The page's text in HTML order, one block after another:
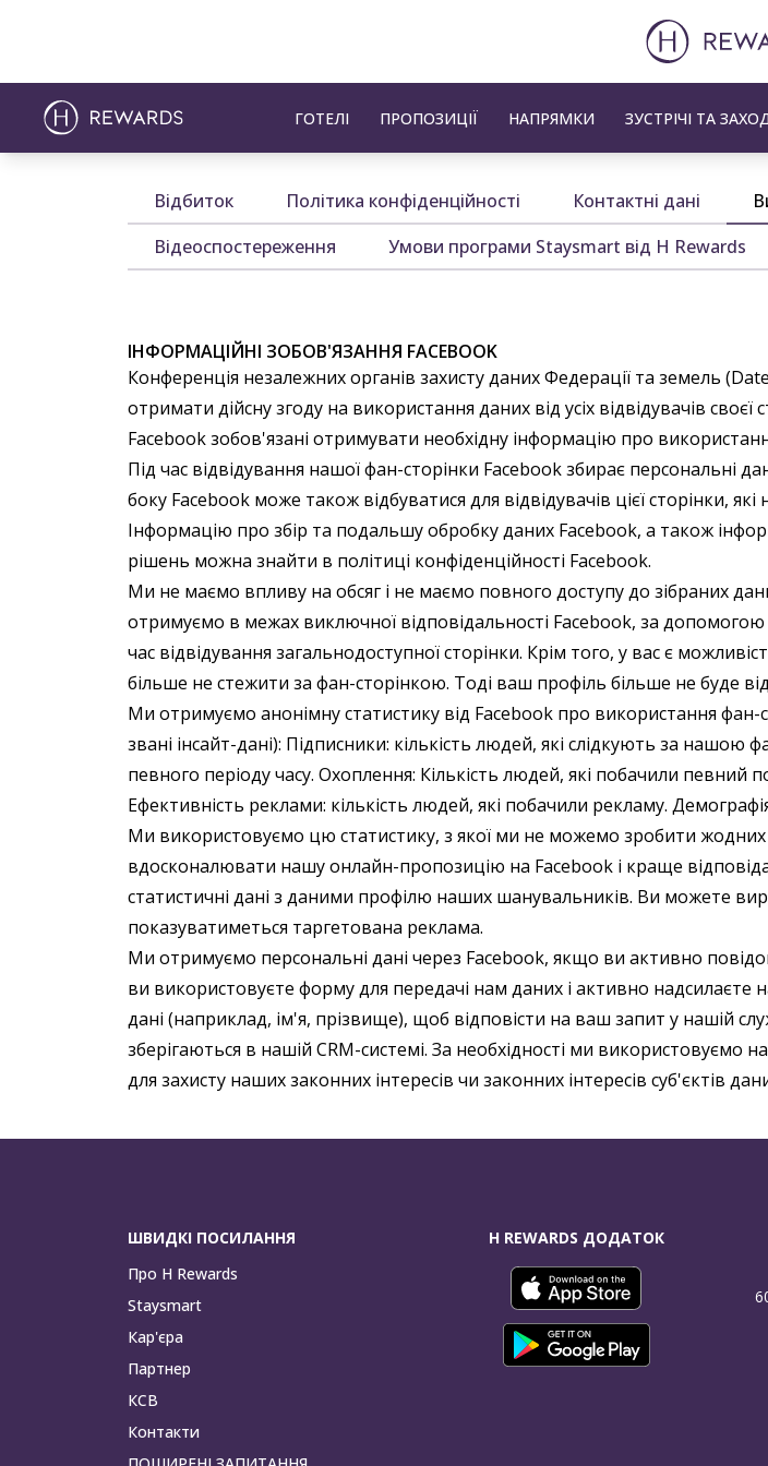
ГОТЕЛІ ПРОПОЗИЦІЇ НАПРЯМКИ ЗУСТРІЧІ ТА
Відбиток Політика конфіденційності Контактні дані
Відеоспостереження
Умови програми Staysmart від H Rewards
ІНФОРМАЦІЙНІ ЗОБОВ'ЯЗАННЯ FACEBOOK
Конференція незалежних органів захисту даних Федерації та земель
отримати дійсну згоду на використання даних від усіх відвідувачів
Facebook зобов'язані отримувати необхідну інформацію про
Під час відвідування нашої фан-сторінки Facebook збирає персональні
боку Facebook може також відбуватися для відвідувачів цієї сторінки,
Інформацію про збір та подальшу обробку даних Facebook, а також
рішень можна знайти в політиці конфіденційності Facebook.
Ми не маємо впливу на обсяг і не маємо повного доступу до зібраних
отримуємо в межах виключної відповідальності Facebook, за
час відвідування загальнодоступної сторінки. Крім того, у вас є
більше не стежити за фан-сторінкою. Тоді ваш профіль більше не буде
Ми отримуємо анонімну статистику від Facebook про використання
звані інсайт-дані): Підписники: кількість людей, які слідкують за
певного періоду часу. Охоплення: Кількість людей, які побачили певний
Ефективність реклами: кількість людей, які побачили рекламу.
Ми використовуємо цю статистику, з якої ми не можемо зробити
вдосконалювати нашу онлайн-пропозицію на Facebook і краще
статистичні дані з даними профілю наших шанувальників. Ви можете
показуватиметься таргетована реклама.
Ми отримуємо персональні дані через Facebook, якщо ви активно
ви використовуєте форму для передачі нам даних і активно
дані (наприклад, ім'я, прізвище), щоб відповісти на ваш запит у нашій
зберігаються в нашій CRM-системі. За необхідності ми використовуємо
для захисту наших законних інтересів чи законних інтересів суб'єктів
ШВИДКІ ПОСИЛАННЯ
Про H Rewards
Staysmart
Кар'єра
Партнер
КСВ
Контакти
H REWARDS ДОДАТОК